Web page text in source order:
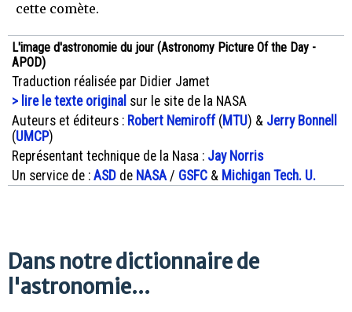
cette comète.
L'image d'astronomie du jour (Astronomy Picture Of the Day -
APOD)
Traduction réalisée par Didier Jamet
> lire le texte original sur le site de la NASA
Auteurs et éditeurs : Robert Nemiroff( MTU) & Jerry Bonnell
(UMCP)
Représentant technique de la Nasa : Jay Norris
Un service de : ASD de NASA/ GSFC & Michigan Tech. U.
Dans notre dictionnaire de
l'astronomie...